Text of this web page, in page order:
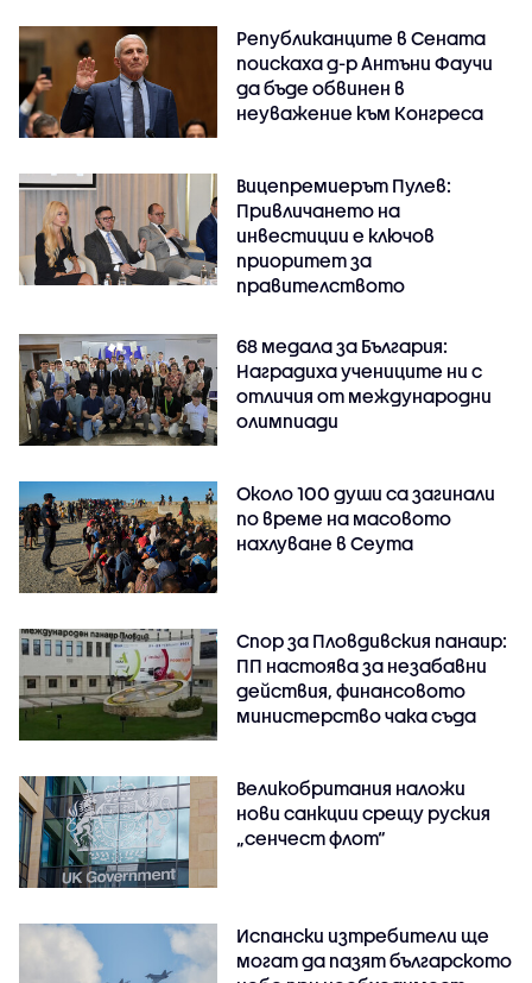
Републиканците в Сената
поискаха д-р Антъни Фаучи
да бъде обвинен в
неуважение към Конгреса
Вицепремиерът Пулев:
Привличането на
инвестиции е ключов
приоритет за
правителството
68 медала за България:
Наградиха учениците ни с
отличия от международни
олимпиади
Около 100 души са загинали
по време на масовото
нахлуване в Сеута
Спор за Пловдивския панаир:
ПП настоява за незабавни
действия, финансовото
министерство чака съда
Великобритания наложи
нови санкции срещу руския
„сенчест флот“
Испански изтребители ще
могат да пазят българското